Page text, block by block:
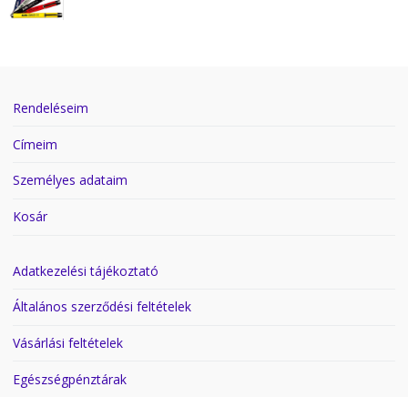
Rendeléseim
Címeim
Személyes adataim
Kosár
Adatkezelési tájékoztató
Általános szerződési feltételek
Vásárlási feltételek
Egészségpénztárak